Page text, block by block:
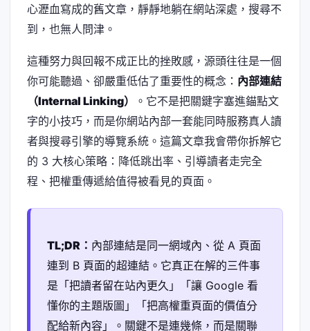
心瀝血寫成的舊文章，靜靜地躺在網站深處，搜尋不
到，也無人問津。
這種努力與回報不成正比的挫敗感，源頭往往是一個
你可能聽過、卻嚴重低估了重要性的概念： 內部連結
（Internal Linking）
。它不是把關鍵字塞進錨點文
字的小技巧，而是你網站內部一套能同時服務真人讀
者與搜尋引擎的導覽系統。這篇文章我會帶你拆解它
的 3 大核心策略：降低跳出率、引導讀者走完全
程、把權重傳遞給值得被看見的頁面。
TL;DR： 內部連結是同一網域內、從 A 頁面
連到 B 頁面的超連結。它真正在解的三件事
是「把讀者留在站內更久」「讓 Google 看
懂你的主題版圖」「把高權重頁面的價值分
配給新內容」。關鍵不是連幾條，而是關聯